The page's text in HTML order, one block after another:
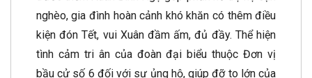
nghèo, gia đình hoàn cảnh khó khăn có thêm điều
kiện đón Tết, vui Xuân đầm ấm, đủ đầy. Thể hiện
tình cảm tri ân của đoàn đại biểu thuộc Đơn vị
bầu cử số 6 đối với sự ủng hộ, giúp đỡ to lớn của